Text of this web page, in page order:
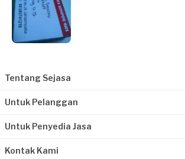
Tentang Sejasa
Untuk Pelanggan
Untuk Penyedia Jasa
Kontak Kami